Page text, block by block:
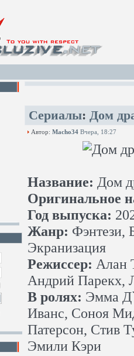
Сериалы: Дом
Автор: Macho34 Вчера, 18:27
Название: Дом
Оригинальное
Год выпуска:
Жанр: Фэнтези,
Экранизация
Режиссер: Алан
Андрий Парекх,
В ролях: Эмма
Иванс, Соноя
Патерсон, Стив
Эмили Кэри